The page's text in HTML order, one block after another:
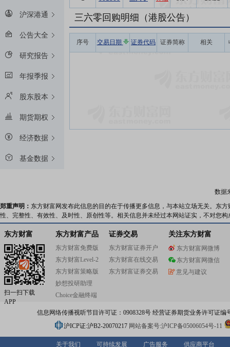
沪深港通
公告大全
研究报告
年报季报
股东股本
期货期权
经济数据
基金数据
三六零回购明细（港股公告）
序号 交易日期 证券代码 证券简称 相关
数据
郑重声明： 东方财富网发布此信息的目的在于传播更多信息，与本站立场无关。东
性、完整性、有效性、及时性、原创性等。相关信息并未经过本网站证实，不对您
东方财富
扫一扫下载
APP
东方财富产品
东方财富免费版
东方财富Level-2
东方财富策略版
妙想投研助理
Choice金融终端
证券交易
东方财富证券开户
东方财富在线交易
东方财富证券交易
关注东方财富
东方财富网微博
东方财富网微信
意见与建议
信息网络传播视听节目许可证：0908328号 经营证券期货业务许可证编
沪ICP证:沪B2-20070217 网站备案号:沪ICP备05006054号-11
关于我们 可持续发展 广告服务 供应商平台